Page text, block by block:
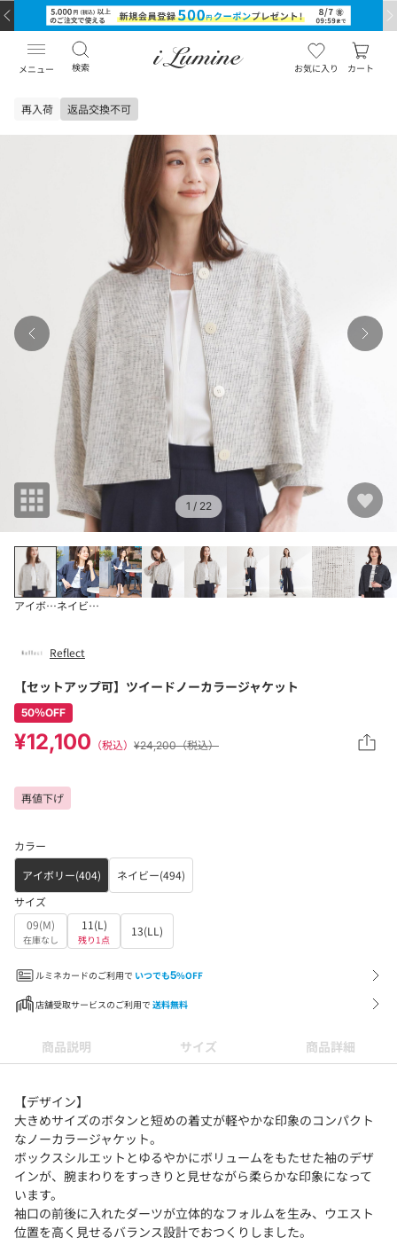
メニュー 検索 お気に入り カート
再入荷 返品交換不可
1 / 22
アイボリー(404)
ネイビー(494)
Reflect
【セットアップ可】ツイードノーカラージャケット
50％OFF
¥12,100 （税込） ¥24,200（税込）
再値下げ
カラー
アイボリー(404)
ネイビー(494)
サイズ
09(M)
在庫なし
11(L)
残り1点
13(LL)
ルミネカードのご利用で いつでも5%OFF
店舗受取サービスのご利用で 送料無料
商品説明 サイズ 商品詳細
【デザイン】
大きめサイズのボタンと短めの着丈が軽やかな印象のコンパクト
なノーカラージャケット。
ボックスシルエットとゆるやかにボリュームをもたせた袖のデザ
インが、腕まわりをすっきりと見せながら柔らかな印象になって
います。
袖口の前後に入れたダーツが立体的なフォルムを生み、ウエスト
位置を高く見せるバランス設計でおつくりしました。